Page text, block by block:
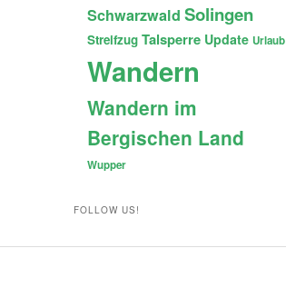
Schwarzwald Solingen
Streifzug Talsperre Update Urlaub
Wandern
Wandern im
Bergischen Land
Wupper
FOLLOW US!